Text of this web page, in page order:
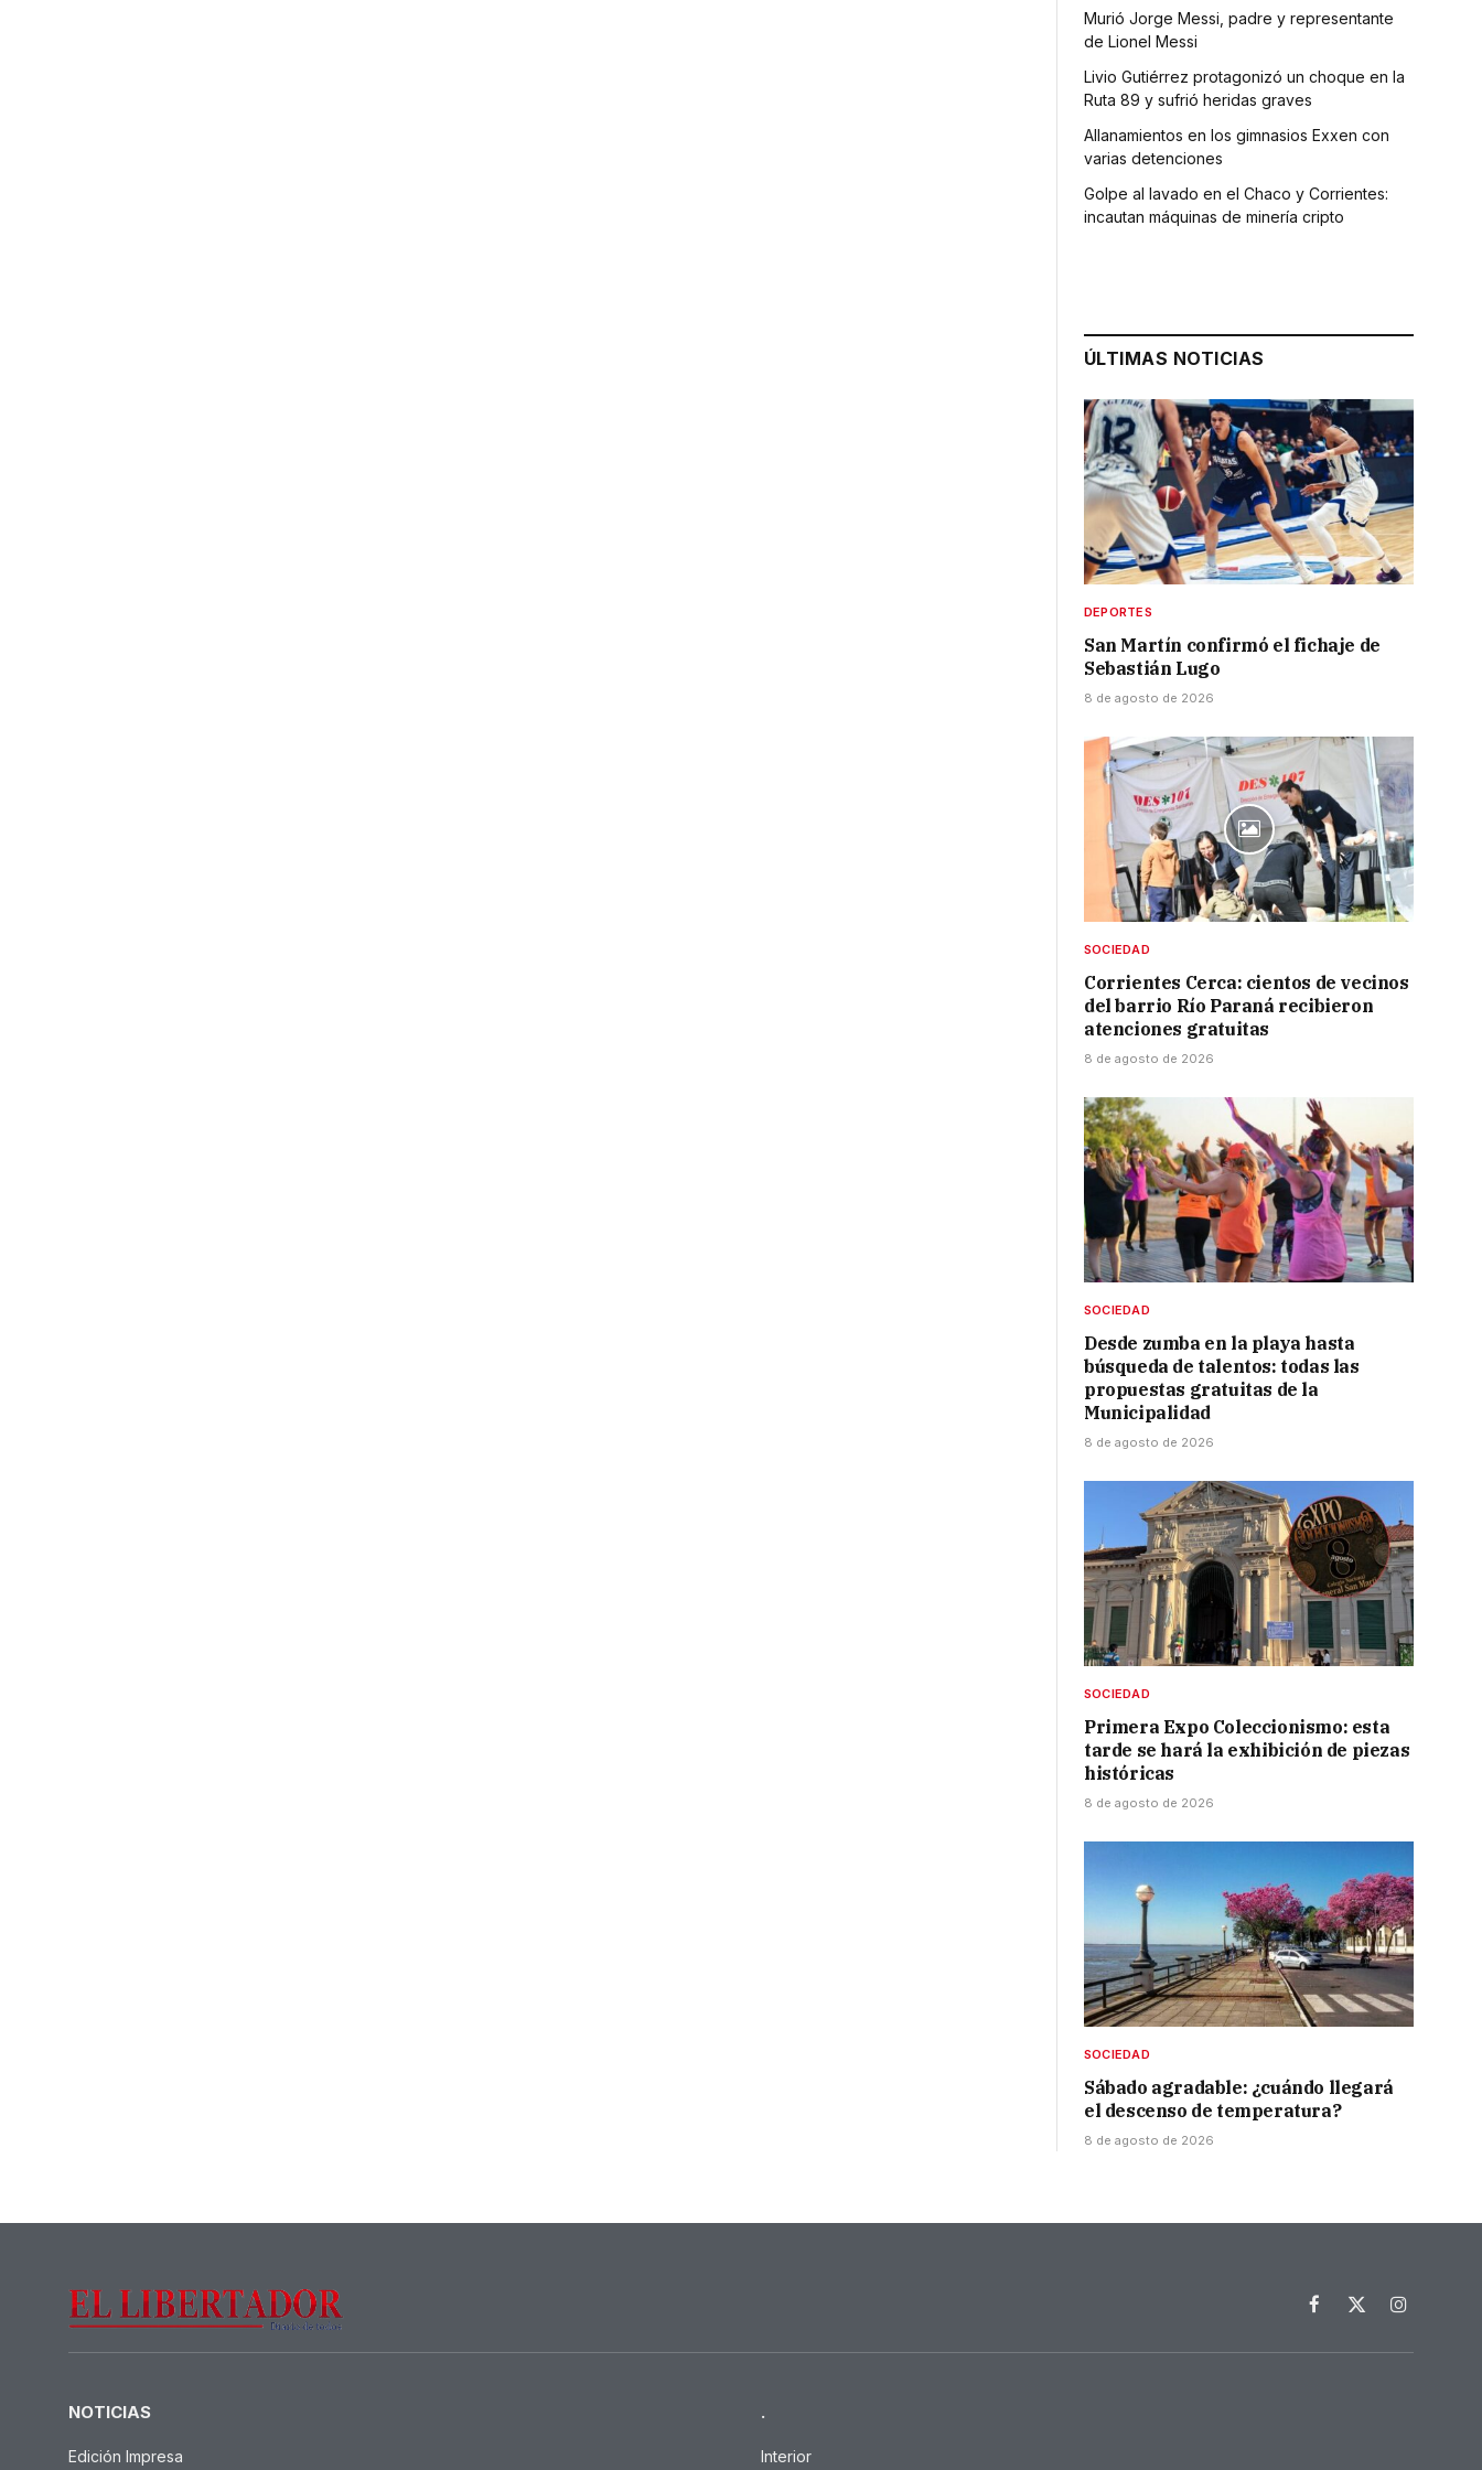
Murió Jorge Messi, padre y representante
de Lionel Messi
Livio Gutiérrez protagonizó un choque en la
Ruta 89 y sufrió heridas graves
Allanamientos en los gimnasios Exxen con
varias detenciones
Golpe al lavado en el Chaco y Corrientes:
incautan máquinas de minería cripto
ÚLTIMAS NOTICIAS
DEPORTES
San Martín confirmó el fichaje de
Sebastián Lugo
8 de agosto de 2026
SOCIEDAD
Corrientes Cerca: cientos de vecinos
del barrio Río Paraná recibieron
atenciones gratuitas
8 de agosto de 2026
SOCIEDAD
Desde zumba en la playa hasta
búsqueda de talentos: todas las
propuestas gratuitas de la
Municipalidad
8 de agosto de 2026
SOCIEDAD
Primera Expo Coleccionismo: esta
tarde se hará la exhibición de piezas
históricas
8 de agosto de 2026
SOCIEDAD
Sábado agradable: ¿cuándo llegará
el descenso de temperatura?
8 de agosto de 2026
Facebook
X
Instagram
NOTICIAS
Edición Impresa
.
Interior